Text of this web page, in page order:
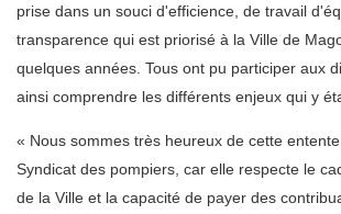
prise dans un souci d'efficience, de travail
transparence qui est priorisé à la Ville de
quelques années. Tous ont pu participer aux
ainsi comprendre les différents enjeux qui y
« Nous sommes très heureux de cette
Syndicat des pompiers, car elle respecte le
de la Ville et la capacité de payer des